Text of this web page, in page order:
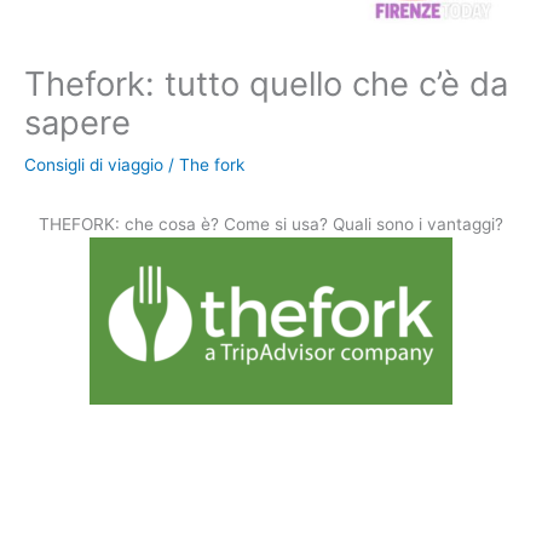
Thefork: tutto quello che c’è da
sapere
Consigli di viaggio / The fork
THEFORK: che cosa è? Come si usa? Quali sono i vantaggi?